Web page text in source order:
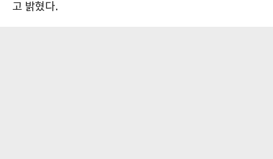
고 밝혔다.